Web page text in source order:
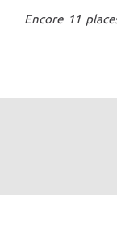
Encore 11